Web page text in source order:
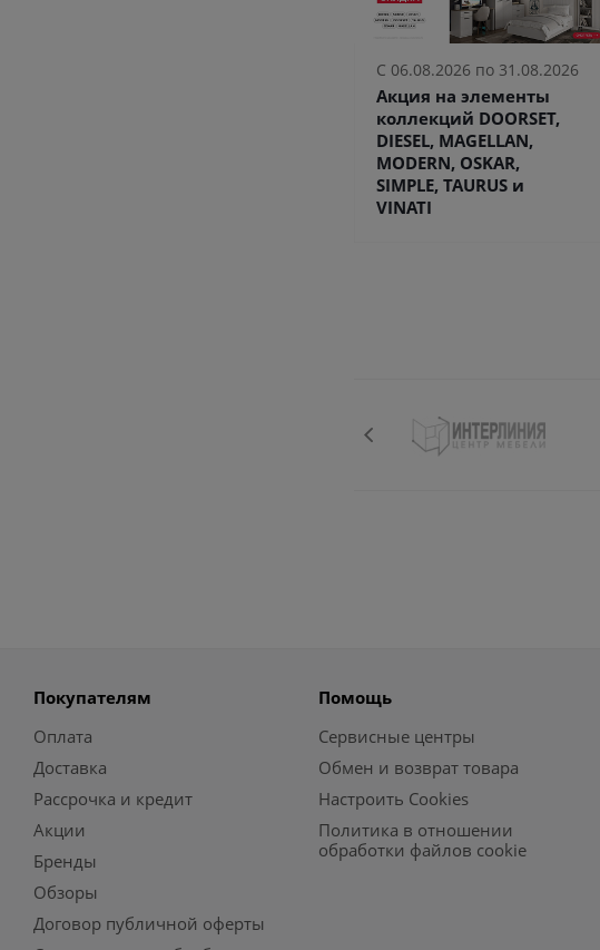
С 06.08.2026 по 31.08.2026
Акция на элементы
коллекций DOORSET,
DIESEL, MAGELLAN,
MODERN, OSKAR,
SIMPLE, TAURUS и
VINATI
Покупателям
Оплата
Доставка
Рассрочка и кредит
Акции
Бренды
Обзоры
Договор публичной оферты
Помощь
Сервисные центры
Обмен и возврат товара
Настроить Cookies
Политика в отношении
обработки файлов cookie